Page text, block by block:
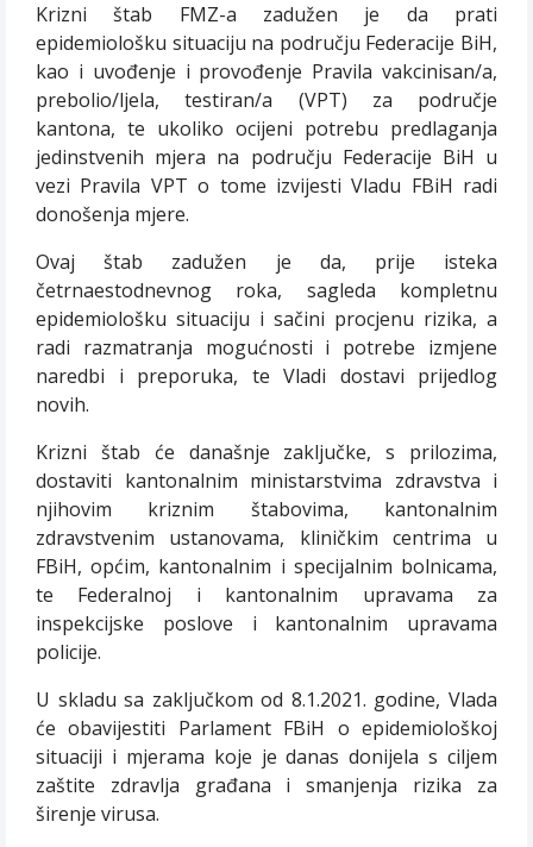
Krizni štab FMZ-a zadužen je da prati
epidemiološku situaciju na području Federacije BiH,
kao i uvođenje i provođenje Pravila vakcinisan/a,
prebolio/ljela, testiran/a (VPT) za područje
kantona, te ukoliko ocijeni potrebu predlaganja
jedinstvenih mjera na području Federacije BiH u
vezi Pravila VPT o tome izvijesti Vladu FBiH radi
donošenja mjere.
Ovaj štab zadužen je da, prije isteka
četrnaestodnevnog roka, sagleda kompletnu
epidemiološku situaciju i sačini procjenu rizika, a
radi razmatranja mogućnosti i potrebe izmjene
naredbi i preporuka, te Vladi dostavi prijedlog
novih.
Krizni štab će današnje zaključke, s prilozima,
dostaviti kantonalnim ministarstvima zdravstva i
njihovim kriznim štabovima, kantonalnim
zdravstvenim ustanovama, kliničkim centrima u
FBiH, općim, kantonalnim i specijalnim bolnicama,
te Federalnoj i kantonalnim upravama za
inspekcijske poslove i kantonalnim upravama
policije.
U skladu sa zaključkom od 8.1.2021. godine, Vlada
će obavijestiti Parlament FBiH o epidemiološkoj
situaciji i mjerama koje je danas donijela s ciljem
zaštite zdravlja građana i smanjenja rizika za
širenje virusa.